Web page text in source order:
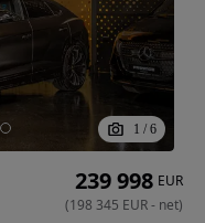
1 / 6
239 998 EUR
(198 345 EUR- net)